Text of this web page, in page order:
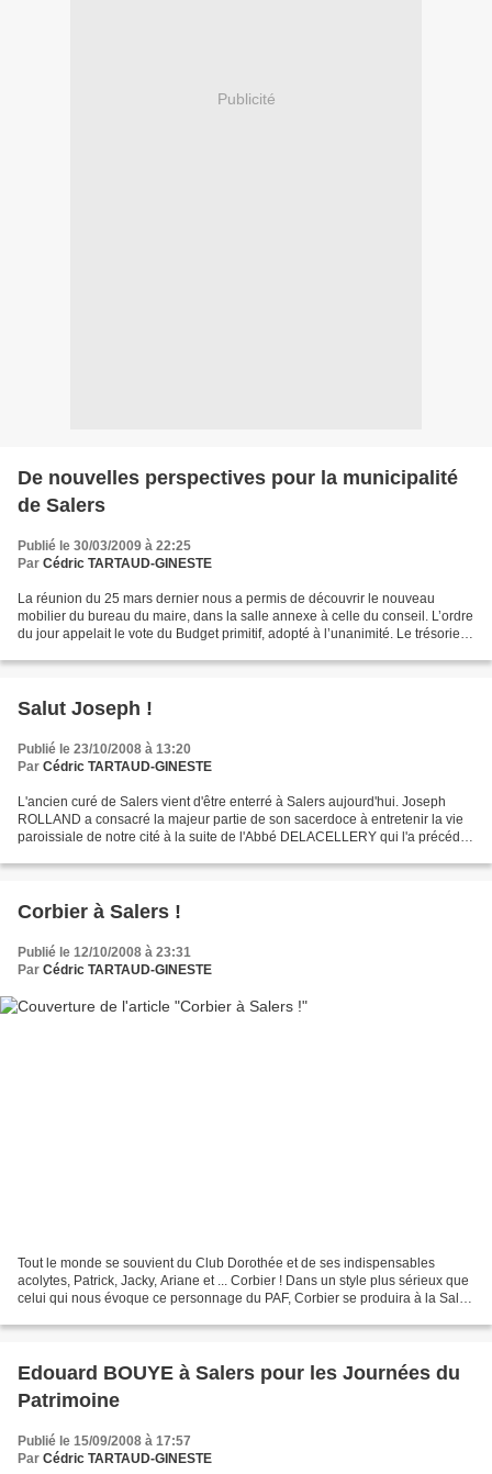
Publicité
De nouvelles perspectives pour la municipalité
de Salers
Publié le 30/03/2009 à 22:25
Par Cédric TARTAUD-GINESTE
La réunion du 25 mars dernier nous a permis de découvrir le nouveau
mobilier du bureau du maire, dans la salle annexe à celle du conseil. L’ordre
du jour appelait le vote du Budget primitif, adopté à l’unanimité. Le trésorier
Salut Joseph !
Publié le 23/10/2008 à 13:20
Par Cédric TARTAUD-GINESTE
L'ancien curé de Salers vient d'être enterré à Salers aujourd'hui. Joseph
ROLLAND a consacré la majeur partie de son sacerdoce à entretenir la vie
paroissiale de notre cité à la suite de l'Abbé DELACELLERY qui l'a précédé
Corbier à Salers !
Publié le 12/10/2008 à 23:31
Par Cédric TARTAUD-GINESTE
Tout le monde se souvient du Club Dorothée et de ses indispensables
acolytes, Patrick, Jacky, Ariane et ... Corbier ! Dans un style plus sérieux que
celui qui nous évoque ce personnage du PAF, Corbier se produira à la Salle
Edouard BOUYE à Salers pour les Journées du
Patrimoine
Publié le 15/09/2008 à 17:57
Par Cédric TARTAUD-GINESTE